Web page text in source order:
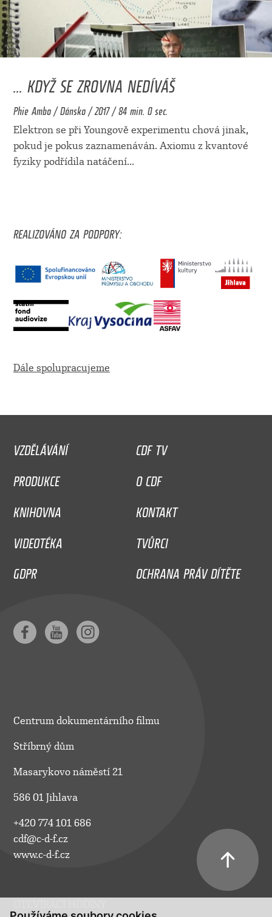
... KDYŽ SE ZROVNA NEDÍVÁŠ
Phie Ambo / Dánsko / 2017 / 84 min. 0 sec.
Elektron se při Youngově experimentu chová jinak,
pokud je pokus zaznamenáván. Axiomu z kvantové
fyziky podřídila natáčení...
REALIZOVÁNO ZA PODPORY:
Dále spolupracujeme
VZDĚLÁVÁNÍ
CDF TV
PRODUKCE
O CDF
KNIHOVNA
KONTAKT
VIDEOTÉKA
TVŮRCI
GDPR
OCHRANA PRÁV DÍTĚTE
Centrum dokumentárního filmu
Stříbrný dům
Masarykovo náměstí 21
586 01 Jihlava
+420 774 101 686
cdf@c-d-f.cz
www.c-d-f.cz